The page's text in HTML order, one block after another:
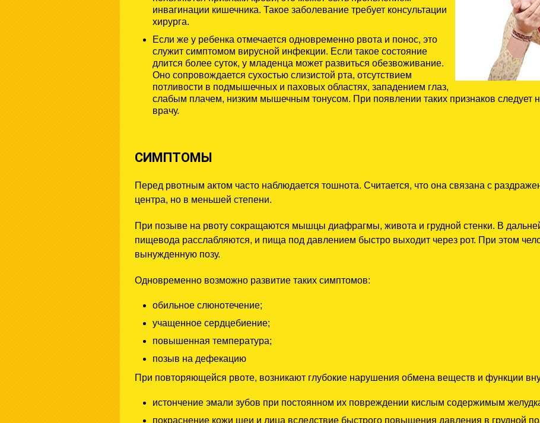
инвагинации кишечника. Такое заболевание требует консультации
хирурга.
Если же у ребенка отмечается одновременно рвота и понос, это
служит симптомом вирусной инфекции. Если такое состояние
длится более суток, у младенца может развиться обезвоживание.
Оно сопровождается сухостью слизистой рта, отсутствием
потливости в подмышечных и паховых областях, западением глаз,
слабым плачем, низким мышечным тонусом. При появлении таких признаков следует
врачу.
СИМПТОМЫ
Перед рвотным актом часто наблюдается тошнота. Считается, что она связана с
центра, но в меньшей степени.
При позыве на рвоту сокращаются мышцы диафрагмы, живота и грудной стенки. В
пищевода расслабляются, и пища под давлением быстро выходит через рот. При этом
вынужденную позу.
Одновременно возможно развитие таких симптомов:
обильное слюнотечение;
учащенное сердцебиение;
повышенная температура;
позыв на дефекацию
При повторяющейся рвоте, возникают глубокие нарушения обмена веществ и функции
истончение эмали зубов при постоянном их повреждении кислым содержимым
покраснение кожи шеи и лица вследствие быстрого повышения давления в грудной